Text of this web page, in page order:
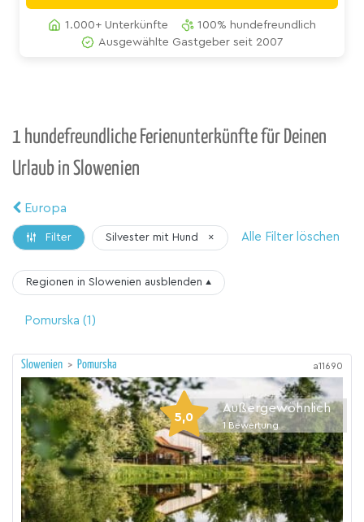
1.000+ Unterkünfte
100% hundefreundlich
Ausgewählte Gastgeber seit 2007
1 hundefreundliche Ferienunterkünfte für Deinen
Urlaub in Slowenien
Europa
Filter Silvester mit Hund × Alle Filter löschen
Regionen in Slowenien ausblenden ▴
Pomurska (1)
Slowenien > Pomurska a11690
5,0
Außergewöhnlich
1 Bewertung